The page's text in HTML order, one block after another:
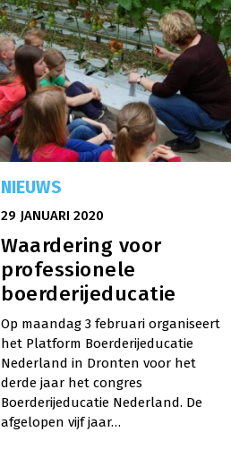
NIEUWS
29 JANUARI 2020
Waardering voor
professionele
boerderijeducatie
Op maandag 3 februari organiseert
het Platform Boerderijeducatie
Nederland in Dronten voor het
derde jaar het congres
Boerderijeducatie Nederland. De
afgelopen vijf jaar…